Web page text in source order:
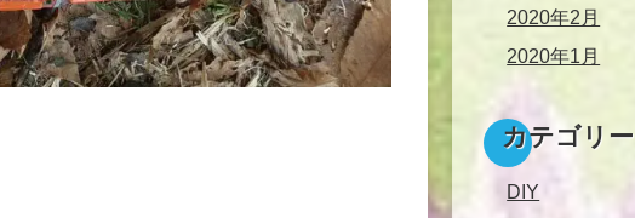
2020年2月
2020年1月
カテゴリー
DIY